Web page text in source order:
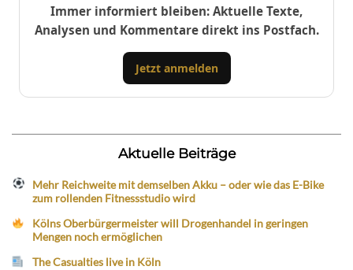
Immer informiert bleiben: Aktuelle Texte,
Analysen und Kommentare direkt ins Postfach.
Jetzt anmelden
Aktuelle Beiträge
Mehr Reichweite mit demselben Akku – oder wie das E-Bike
zum rollenden Fitnessstudio wird
Kölns Oberbürgermeister will Drogenhandel in geringen
Mengen noch ermöglichen
The Casualties live in Köln